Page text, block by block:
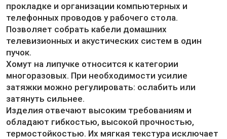
прокладке и организации компьютерных и
телефонных проводов у рабочего стола.
Позволяет собрать кабели домашних
телевизионных и акустических систем в один
пучок.
Хомут на липучке относится к категории
многоразовых. При необходимости усилие
затяжки можно регулировать: ослабить или
затянуть сильнее.
Изделия отвечают высоким требованиям и
обладают гибкостью, высокой прочностью,
термостойкостью. Их мягкая текстура исключает